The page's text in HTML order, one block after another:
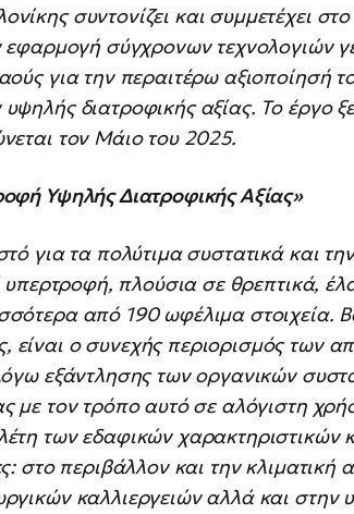
συντονίζει και συμμετέχει
εφαρμογή σύγχρονων τεχνολογιών
για την περαιτέρω αξιοποίησή
διατροφικής αξίας. Το έργο
τον Μάιο του 2025.
Υψηλής Διατροφικής Αξίας»
για τα πολύτιμα συστατικά και
υπερτροφή, πλούσια σε θρεπτικά,
από 190 ωφέλιμα στοιχεία.
ο συνεχής περιορισμός των
εξάντλησης των οργανικών
με τον τρόπο αυτό σε αλόγιστη
των εδαφικών χαρακτηριστικών
στο περιβάλλον και την κλιματική
καλλιεργειών αλλά και στην